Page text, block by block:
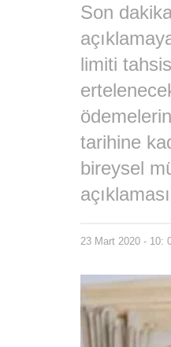
Son
limiti
tarihine
bireysel
23 Mart 2020 - 10: